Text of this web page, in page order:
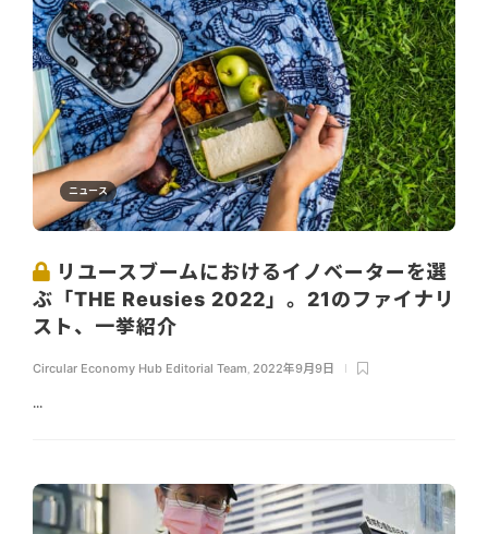
ニュース
リユースブームにおけるイノベーターを選
ぶ「THE Reusies 2022」。21のファイナリ
スト、一挙紹介
Circular Economy Hub Editorial Team 2022年9月9日
...